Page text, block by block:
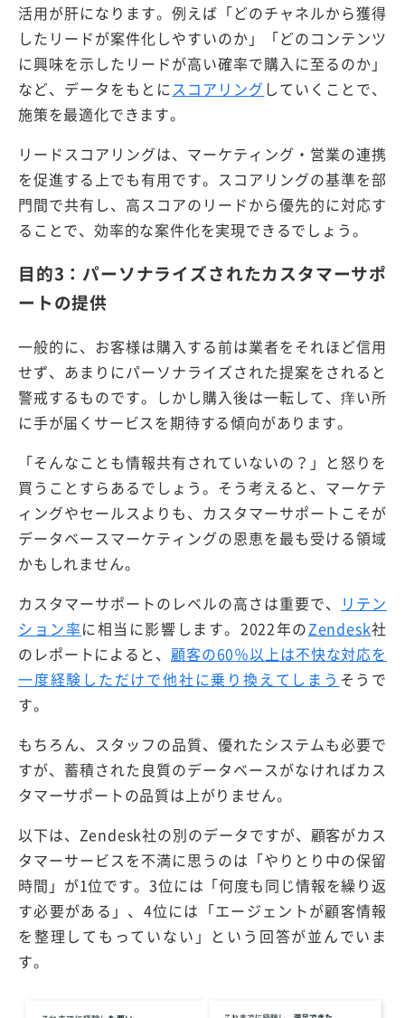
活用が肝になります。例えば「どのチャネルから獲得
したリードが案件化しやすいのか」「どのコンテンツ
に興味を示したリードが高い確率で購入に至るのか」
など、データをもとに スコアリングしていくことで、
施策を最適化できます。
リードスコアリングは、マーケティング・営業の連携
を促進する上でも有用です。スコアリングの基準を部
門間で共有し、高スコアのリードから優先的に対応す
ることで、効率的な案件化を実現できるでしょう。
目的3：パーソナライズされたカスタマーサポ
ートの提供
一般的に、お客様は購入する前は業者をそれほど信用
せず、あまりにパーソナライズされた提案をされると
警戒するものです。しかし購入後は一転して、痒い所
に手が届くサービスを期待する傾向があります。
「そんなことも情報共有されていないの？」と怒りを
買うことすらあるでしょう。そう考えると、マーケテ
ィングやセールスよりも、カスタマーサポートこそが
データベースマーケティングの恩恵を最も受ける領域
かもしれません。
カスタマーサポートのレベルの高さは重要で、
リテン
ション率に相当に影響します。2022年のZendesk社
のレポートによると、 顧客の60％以上は不快な対応を
一度経験しただけで他社に乗り換えてしまう そうで
す。
もちろん、スタッフの品質、優れたシステムも必要で
すが、蓄積された良質のデータベースがなければカス
タマーサポートの品質は上がりません。
以下は、Zendesk社の別のデータですが、顧客がカス
タマーサービスを不満に思うのは「やりとり中の保留
時間」が1位です。3位には「何度も同じ情報を繰り返
す必要がある」、4位には「エージェントが顧客情報
を整理してもっていない」という回答が並んでいま
す。